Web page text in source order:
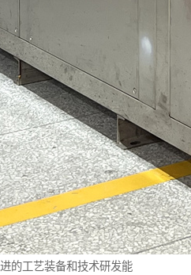
的工艺装备和技术研发能